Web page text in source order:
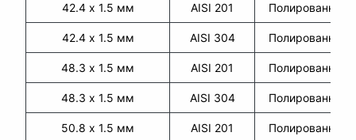
42.4 х 1.5 мм AISI 201 Полированная
42.4 х 1.5 мм AISI 304 Полированная
48.3 х 1.5 мм AISI 201 Полированная
48.3 х 1.5 мм AISI 304 Полированная
50.8 х 1.5 мм AISI 201 Полированная